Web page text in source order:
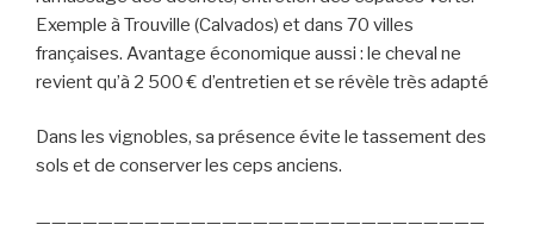
Exemple à Trouville (Calvados) et dans 70 villes
françaises. Avantage économique aussi : le cheval ne
revient qu’à 2 500 € d’entretien et se révèle très adapté
Dans les vignobles, sa présence évite le tassement des
sols et de conserver les ceps anciens.
—————————————————————————————